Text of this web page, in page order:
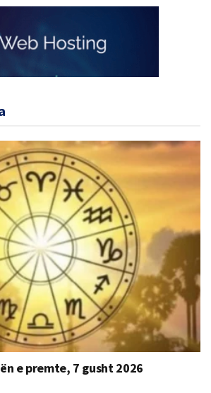
e premte, 7 gusht 2026